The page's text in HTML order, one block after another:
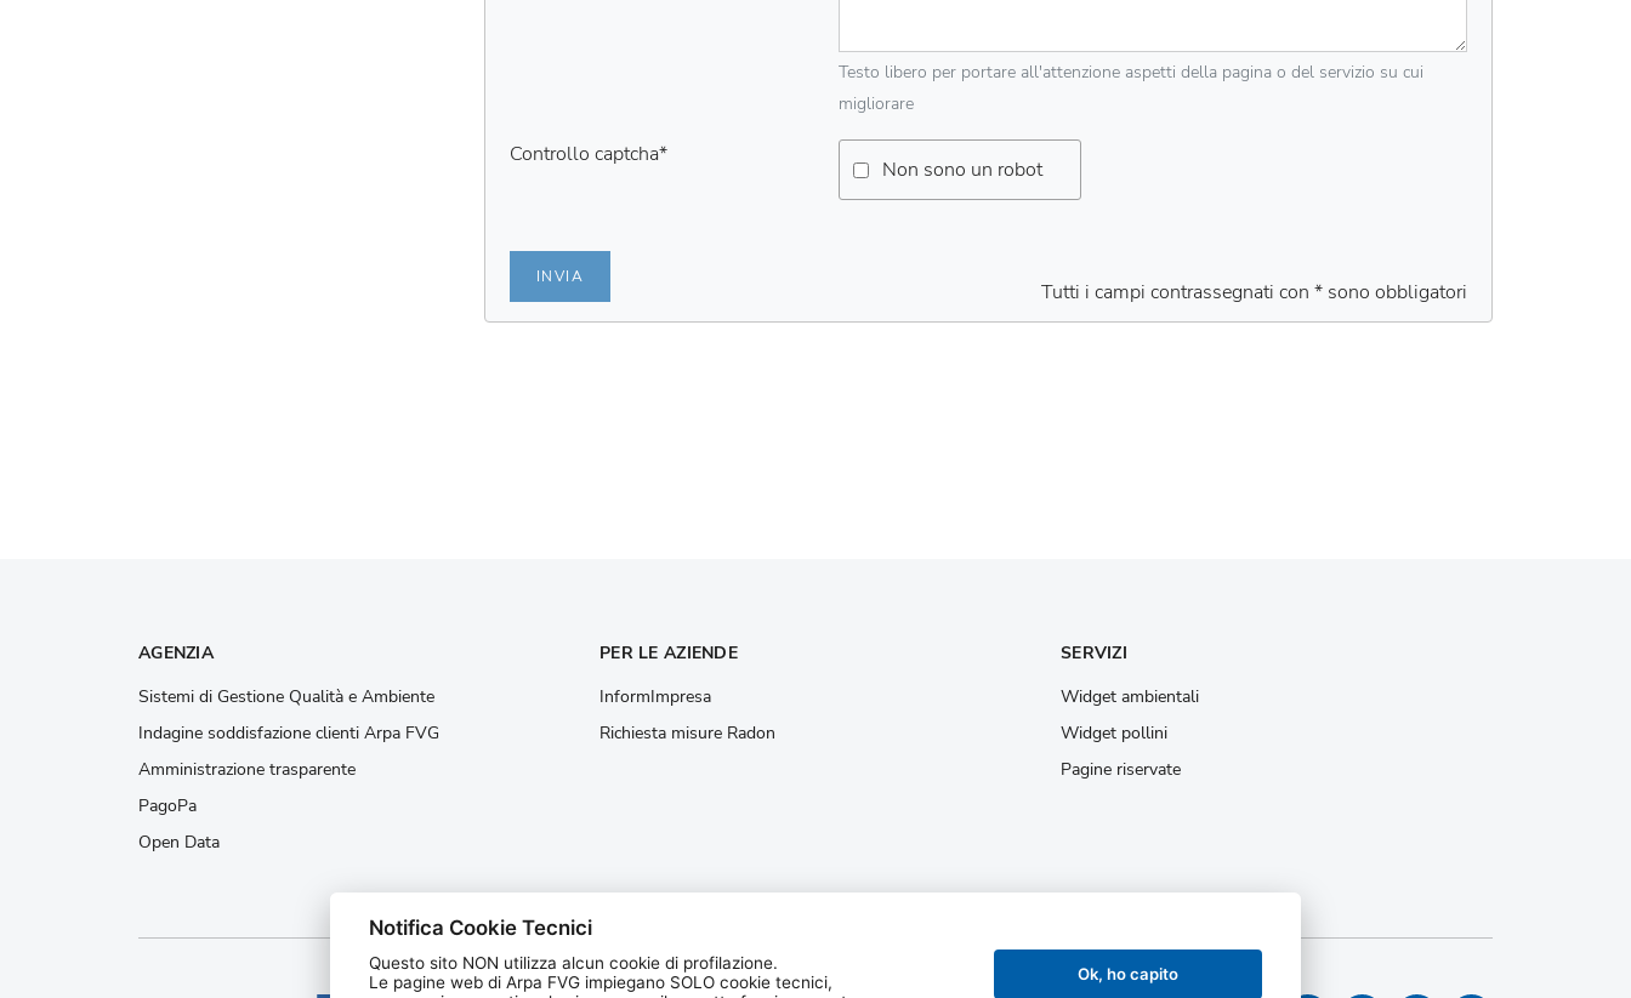
Testo libero per portare all'attenzione aspetti della pagina o del servizio su cui
migliorare
Controllo captcha*
Non sono un robot
INVIA
Tutti i campi contrassegnati con * sono obbligatori
AGENZIA
Sistemi di Gestione Qualità e Ambiente
Indagine soddisfazione clienti Arpa FVG
Amministrazione trasparente
PagoPa
Open Data
PER LE AZIENDE
InformImpresa
Richiesta misure Radon
SERVIZI
Widget ambientali
Widget pollini
Pagine riservate
Notifica Cookie Tecnici
Questo sito NON utilizza alcun cookie di profilazione.
Le pagine web di Arpa FVG impiegano SOLO cookie tecnici,
Ok, ho capito